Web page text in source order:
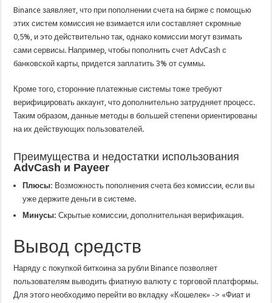
Binance заявляет, что при пополнении счета на бирже с помощью
этих систем комиссия не взимается или составляет скромные
0,5%, и это действительно так, однако комиссии могут взимать
сами сервисы. Например, чтобы пополнить счет AdvCash с
банковской карты, придется заплатить 3% от суммы.
Кроме того, сторонние платежные системы тоже требуют
верифицировать аккаунт, что дополнительно затрудняет процесс.
Таким образом, данные методы в большей степени ориентированы
на их действующих пользователей.
Преимущества и недостатки использования
AdvCash и Payeer
Плюсы: Возможность пополнения счета без комиссии, если вы
уже держите деньги в системе.
Минусы: Скрытые комиссии, дополнительная верификация.
Вывод средств
Наряду с покупкой биткоина за рубли Binance позволяет
пользователям выводить фиатную валюту с торговой платформы.
Для этого необходимо перейти во вкладку «Кошелек» -> «Фиат и